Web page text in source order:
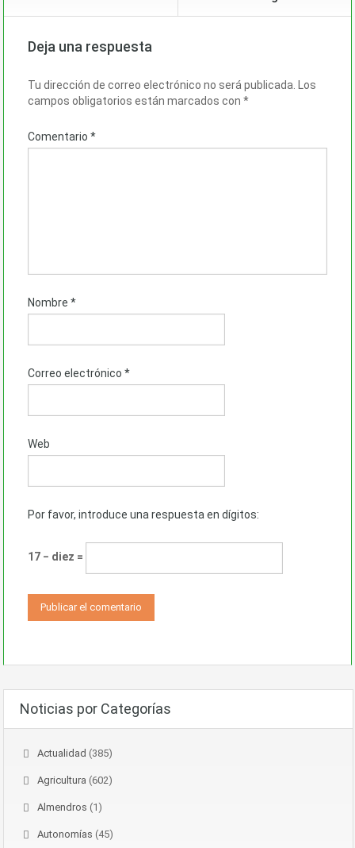
Deja una respuesta
Tu dirección de correo electrónico no será publicada. Los
campos obligatorios están marcados con *
Comentario *
Nombre *
Correo electrónico *
Web
Por favor, introduce una respuesta en dígitos:
17 − diez =
Noticias por Categorías
Actualidad (385)
Agricultura (602)
Almendros (1)
Autonomías (45)